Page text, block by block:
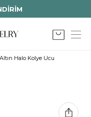
Altın Halo Kolye Ucu